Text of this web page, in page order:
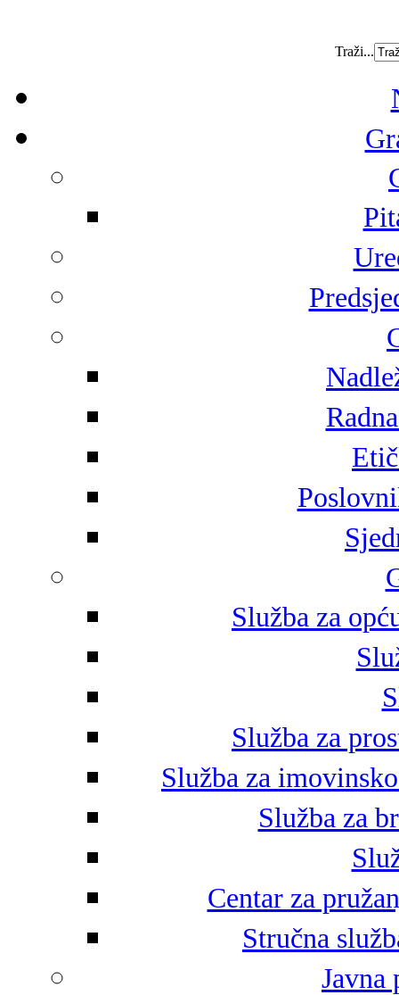
Traži...
Služba za
Služba za
Služba za
Služba za
Centar za
Stručna
Javna